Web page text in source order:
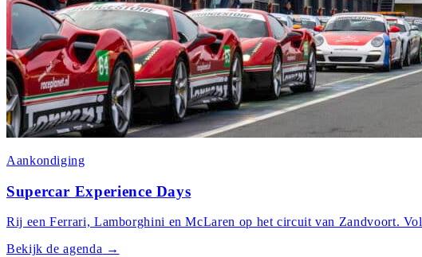
Aankondiging
Supercar Experience Days
Rij een Ferrari, Lamborghini en McLaren op het circuit van Zandvoort.
Bekijk de agenda →